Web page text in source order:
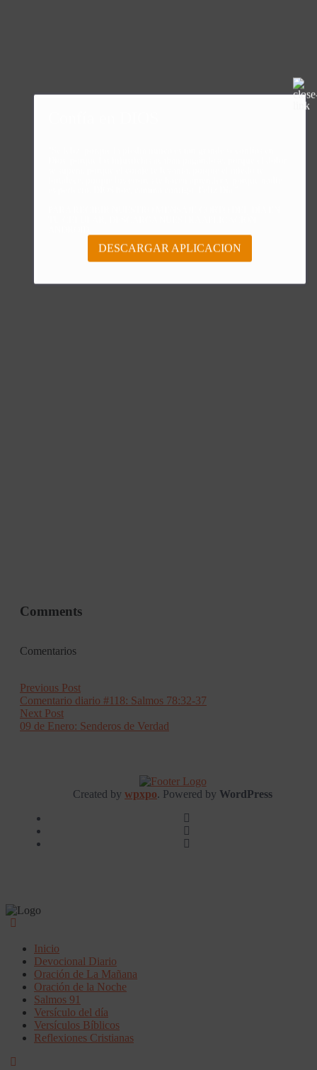
Comments
Comentarios
Post
navigation
Previous PostPrevious
post:
Comentario diario #118: Salmos 78:32-37
Next PostNext
post:
09 de Enero: Senderos de Verdad
Created by wpxpo. Powered by WordPress
Inicio
Devocional Diario
Oración de La Mañana
Oración de la Noche
Salmos 91
Versículo del día
Versículos Bíblicos
Reflexiones Cristianas
DESCARGAR APLICACION